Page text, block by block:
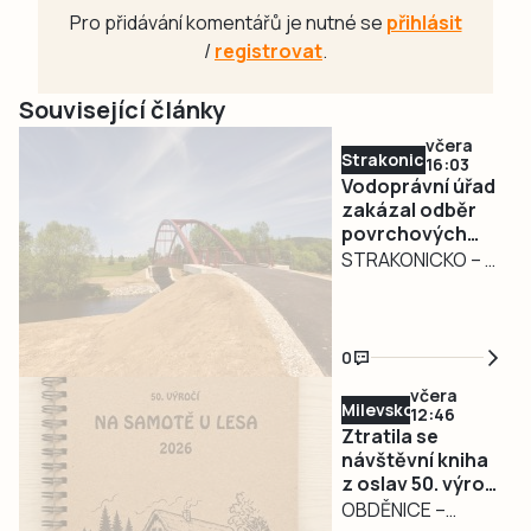
Pro přidávání komentářů je nutné se přihlásit
/registrovat.
Související články
Strakonicko
včera
16:03
Vodoprávní úřad
zakázal odběr
povrchových
vod na
STRAKONICKO – V
hydrologické
podmínky vydal
Městský úřad
Strakonice
opatření obecné
povahy, kterým
dočasně omezuje
0
Milevsko
včera
12:46
Ztratila se
návštěvní kniha
z oslav 50. výročí
filmu Na samotě
OBDĚNICE –